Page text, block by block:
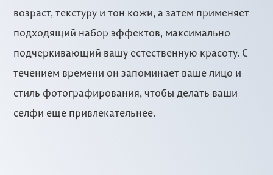
возраст, текстуру и тон кожи, а затем применяет
подходящий набор эффектов, максимально
подчеркивающий вашу естественную красоту. С
течением времени он запоминает ваше лицо и
стиль фотографирования, чтобы делать ваши
селфи еще привлекательнее.